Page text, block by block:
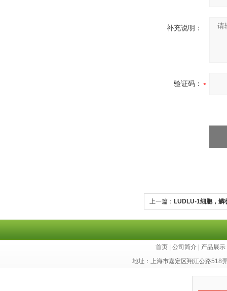
补充说明：
验证码：
上一篇： LUDLU-1细胞，鳞
首页 公司简介 产品展示
地址：上海市嘉定区翔江公路518